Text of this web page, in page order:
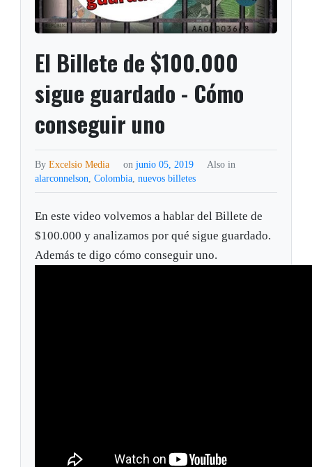
El Billete de $100.000
sigue guardado - Cómo
conseguir uno
ByExcelsio Media on junio 05, 2019
Also in
alarconnelson,Colombia,nuevos billetes
En este video volvemos a hablar del Billete de
$100.000 y analizamos por qué sigue guardado.
Además te digo cómo conseguir uno.